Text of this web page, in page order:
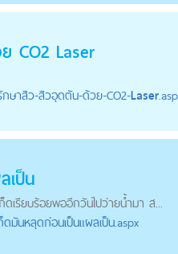
CO2 Laser
กษาสิว-สิวอุดตัน-ด้วย-CO2-Laser
เป็น
เรียบร้อยพออีกวันไปว่ายน้ำมา ส...
ดมันหลุดก่อนเป็นแผลเป็น.aspx